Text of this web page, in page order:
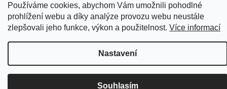
Používáme cookies, abychom Vám umožnili pohodlné
prohlížení webu a díky analýze provozu webu neustále
zlepšovali jeho funkce, výkon a použitelnost. Více informací
Nastavení
Souhlasím